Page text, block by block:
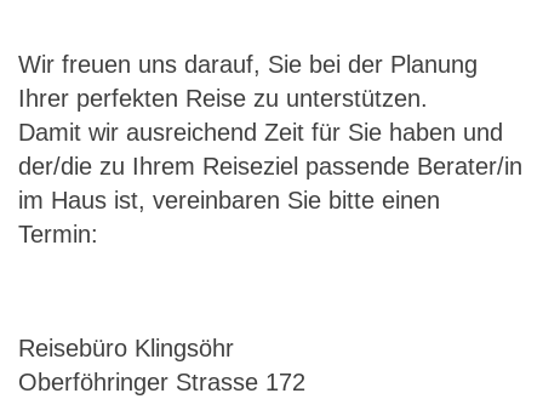
Wir freuen uns darauf, Sie bei der Planung
Ihrer perfekten Reise zu unterstützen.
Damit wir ausreichend Zeit für Sie haben und
der/die zu Ihrem Reiseziel passende Berater/in
im Haus ist, vereinbaren Sie bitte einen
Termin:
Reisebüro Klingsöhr
Oberföhringer Strasse 172